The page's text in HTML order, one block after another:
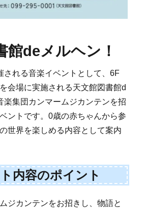
館deメルヘン！
される音楽イベントとして、6F
会場に実施される天文館図書館d
楽集団カンマームジカンテンを招
ントです。0歳の赤ちゃんから参
世界を楽しめる内容として案内
内容のポイント
ジカンテンをお招きし、物語と